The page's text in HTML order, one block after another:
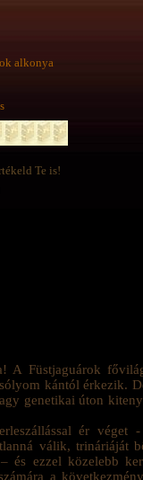
alkonya
Te is!
A Füstjaguárok
kántól érkezik.
genetikai úton
ér véget
válik, trináriáját
– és ezzel közelebb
a